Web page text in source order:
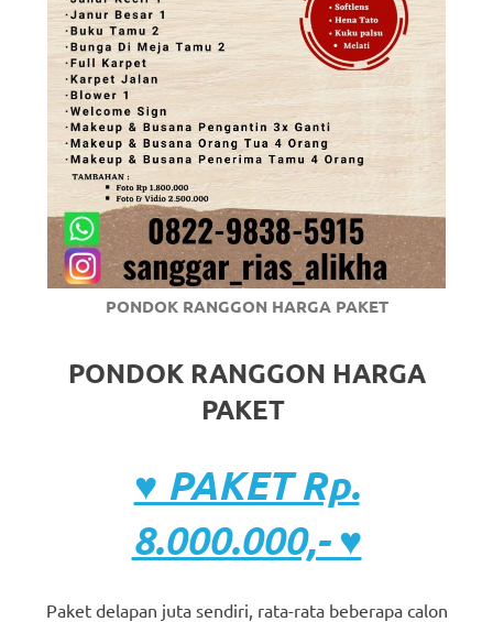
PONDOK RANGGON HARGA PAKET
PONDOK RANGGON HARGA
PAKET
♥ PAKET Rp.
8.000.000,- ♥
Paket delapan juta sendiri, rata-rata beberapa calon